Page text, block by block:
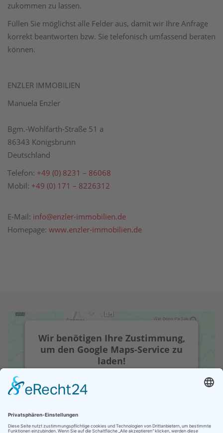
zukommen zu lassen.
Füllen Sie möglichst alle Felder aus, damit wir Ihre Anfrage
korrekt beantworten bzw. Sie telefonisch umfassend beraten
können.
ENZLER IMMOBILIEN
Manuela Enzler
Bgm.-Wohlfarth-Straße 51 a
86343 Königsbrunn
Deutschland
Telefon: +49 (0) 8231 – 86068
Mobil: +49 (0) 171 – 8226312
E-Mail: info@enzler-immobilien.de
Homepage: www.enzler-immobilien.de
Wir benötigen Ihre Zustimmung,
um den Google Maps-Service zu
laden!
Drittanbieters, um Karteninhalte einzubetten.
Details durch und stimmen Sie der Nutzung
des Service zu, um diese Karte anzuzeigen.